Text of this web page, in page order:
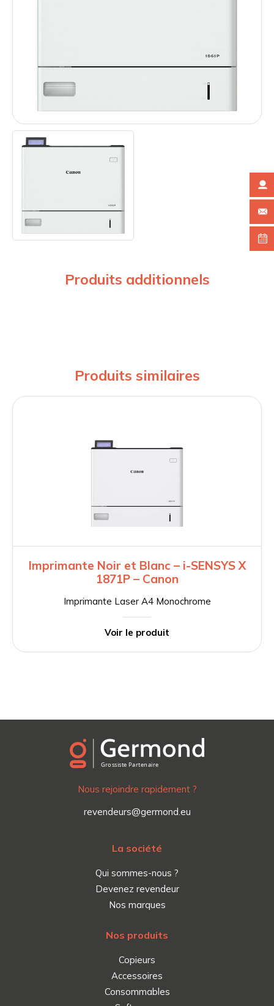
Produits additionnels
Produits similaires
Imprimante Noir et Blanc – i-SENSYS X
1871P – Canon
Imprimante Laser A4 Monochrome
Voir le produit
Nous rejoindre rapidement ?
revendeurs@germond.eu
La société
Qui sommes-nous ?
Devenez revendeur
Nos marques
Nos produits
Copieurs
Accessoires
Consommables